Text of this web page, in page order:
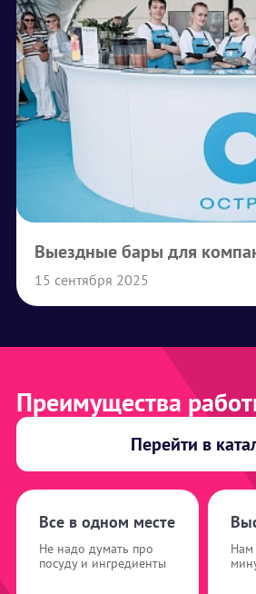
Выездные бары для
15 сентября 2025
Преимущества
Перейти в
Все в одном месте
Не надо думать про
посуду и ингредиенты
Нам